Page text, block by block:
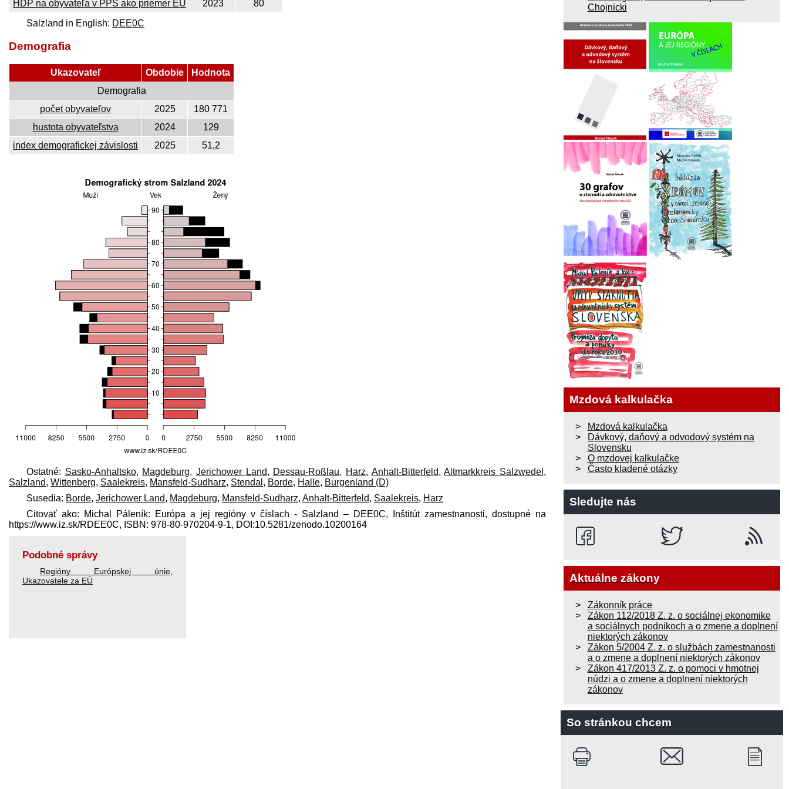
HDP na obyvateľa v PPS ako priemer EÚ 2023
80
Salzland in English: DEE0C
Demografia
Ukazovateľ Obdobie
Hodnota
Demografia
počet obyvateľov
2025
180 771
hustota obyvateľstva
2024
129
index demografickej závislosti
2025 51,2
Ostatné: Sasko-Anhaltsko, Magdeburg, Jerichower Land, Dessau-Roßlau, Harz, Anhalt-Bitterfeld,Altmarkkreis Salzwedel ,
Salzland, Wittenberg, Saalekreis, Mansfeld-Sudharz, Stendal , Borde, Halle, Burgenland (D)
Susedia: Borde, Jerichower Land, Magdeburg, Mansfeld-Sudharz, Anhalt-Bitterfeld, Saalekreis, Harz
Citovať ako: Michal Páleník: Európa a jej regióny v číslach - Salzland – DEE0C, Inštitút zamestnanosti, dostupné na
https://www.iz.sk/​RDEE0C, ISBN: 978-80-970204-9-1, DOI:10.5281/zenodo.10200164
Podobné správy
Regióny Európskej únie,
Ukazovatele za EÚ
Chojnicki
Mzdová kalkulačka
Mzdová kalkulačka
Dávkový, daňový a odvodový systém na
Slovensku
O mzdovej kalkulačke
Často kladené otázky
Sledujte nás
Aktuálne zákony
Zákonník práce
Zákon 112/2018 Z. z. o sociálnej ekonomike
a sociálnych podnikoch a o zmene a doplnení
niektorých zákonov
Zákon 5/2004 Z. z. o službách zamestnanosti
a o zmene a doplnení niektorých zákonov
Zákon 417/2013 Z. z. o pomoci v hmotnej
núdzi a o zmene a doplnení niektorých
zákonov
So stránkou chcem